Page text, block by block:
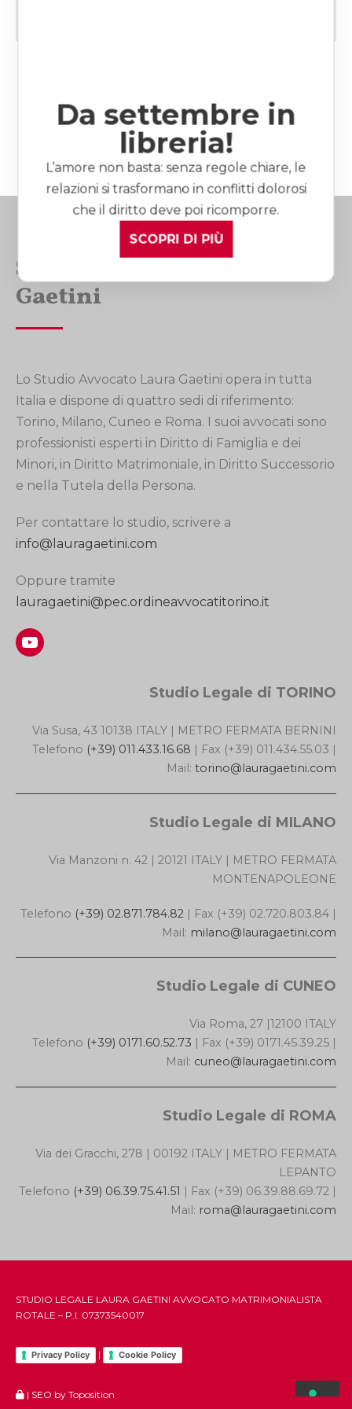
Navigazione
articoli
più recenti
Studio Avvocato Laura
Gaetini
Lo Studio Avvocato Laura Gaetini opera in tutta
Italia e dispone di quattro sedi di riferimento:
Torino, Milano, Cuneo e Roma. I suoi avvocati sono
professionisti esperti in Diritto di Famiglia e dei
Minori, in Diritto Matrimoniale, in Diritto Successorio
e nella Tutela della Persona.
Per contattare lo studio, scrivere a
info@lauragaetini.com
Oppure tramite
lauragaetini@pec.ordineavvocatitorino.it
YouTube
Studio Legale di TORINO
Via Susa, 43 10138 ITALY | METRO FERMATA BERNINI
Telefono (+39) 011.433.16.68 | Fax (+39) 011.434.55.03 |
Mail: torino@lauragaetini.com
Studio Legale di MILANO
Via Manzoni n. 42 | 20121 ITALY | METRO FERMATA
MONTENAPOLEONE
Telefono (+39) 02.871.784.82 | Fax (+39) 02.720.803.84 |
Mail: milano@lauragaetini.com
Studio Legale di CUNEO
Via Roma, 27 |12100 ITALY
Telefono (+39) 0171.60.52.73 | Fax (+39) 0171.45.39.25 |
Mail: cuneo@lauragaetini.com
Studio Legale di ROMA
Via dei Gracchi, 278 | 00192 ITALY | METRO FERMATA
LEPANTO
Telefono (+39) 06.39.75.41.51 | Fax (+39) 06.39.88.69.72 |
Mail: roma@lauragaetini.com
STUDIO LEGALE LAURA GAETINI AVVOCATO MATRIMONIALISTA
ROTALE – P.I. 07373540017
Privacy Policy | Cookie Policy
| SEO by Toposition
Da settembre in
libreria!
L’amore non basta: senza regole chiare, le
relazioni si trasformano in conflitti dolorosi
che il diritto deve poi ricomporre.
SCOPRI DI PIÙ